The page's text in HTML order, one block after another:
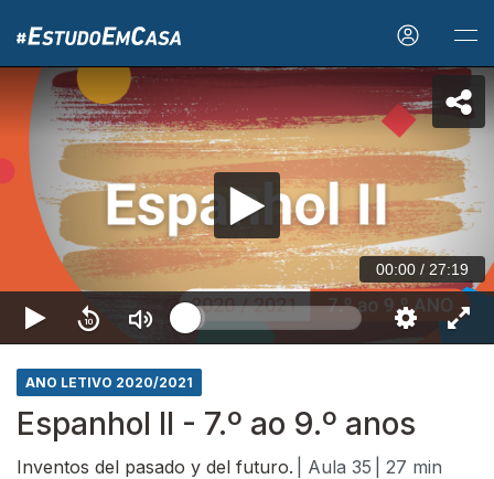
00:00 / 27:19
ANO LETIVO 2020/2021
Espanhol II - 7.º ao 9.º anos
Inventos del pasado y del futuro. | Aula 35
| 27 min